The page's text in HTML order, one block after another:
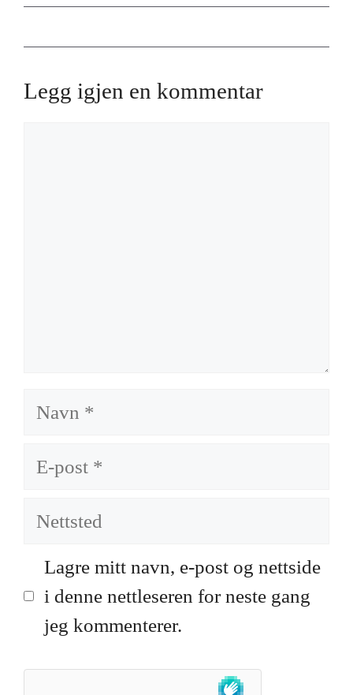
Legg igjen en kommentar
Navn
E-
Nettsted
Lagre mitt navn, e-post og nettside
i denne nettleseren for neste gang
jeg kommenterer.